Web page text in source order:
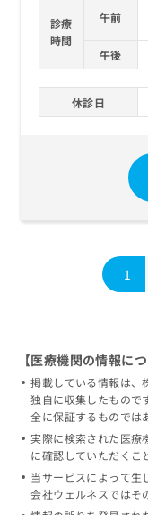
診療
時間
午前
午後
休診日
1
【医療機関の情報につ
掲載している情報は、
独自に収集したもので
全に保証するものでは
実際に検索された医療
に確認していただくこ
当サービスによって生
会社ウェルネスではそ